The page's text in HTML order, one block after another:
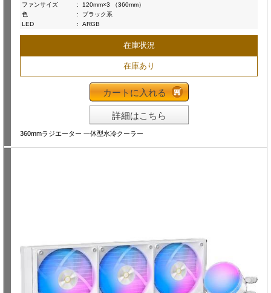
ファンサイズ
:
120mm×3 （360mm）
色
:
ブラック系
LED
: ARGB
在庫状況
在庫あり
カートに入れる
詳細はこちら
360mmラジエーター 一体型水冷クーラー